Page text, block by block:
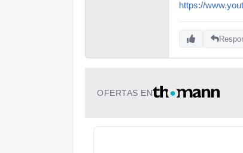
https://
OFERTAS EN